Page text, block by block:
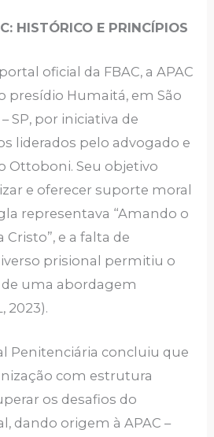
HISTÓRICO E PRINCÍPIOS
oficial da FBAC, a APAC
presídio Humaitá, em São
SP, por iniciativa de
liderados pelo advogado e
Ottoboni. Seu objetivo
e oferecer suporte moral
representava “Amando o
e a falta de
prisional permitiu o
uma abordagem
2023).
Penitenciária concluiu que
com estrutura
os desafios do
dando origem à APAC –